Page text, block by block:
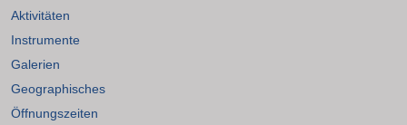
Aktivitäten
Instrumente
Galerien
Geographisches
Öffnungszeiten